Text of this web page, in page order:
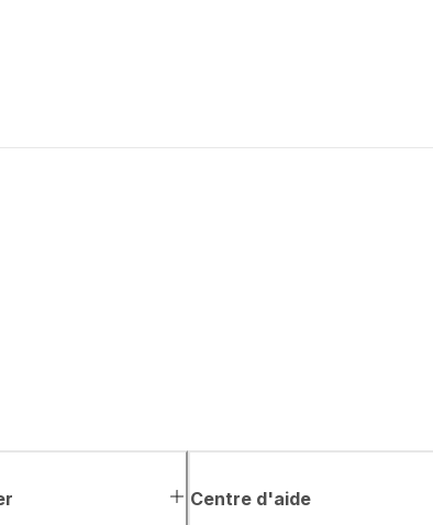
Centre d'aide